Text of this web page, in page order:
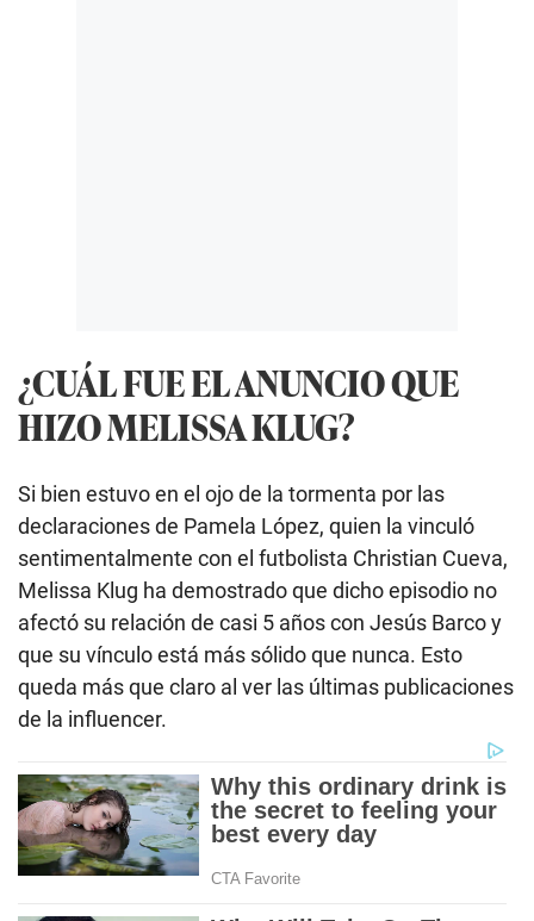
¿CUÁL FUE EL ANUNCIO QUE
HIZO MELISSA KLUG?
Si bien estuvo en el ojo de la tormenta por las
declaraciones de Pamela López, quien la vinculó
sentimentalmente con el futbolista Christian Cueva,
Melissa Klug ha demostrado que dicho episodio no
afectó su relación de casi 5 años con Jesús Barco y
que su vínculo está más sólido que nunca. Esto
queda más que claro al ver las últimas publicaciones
de la influencer.